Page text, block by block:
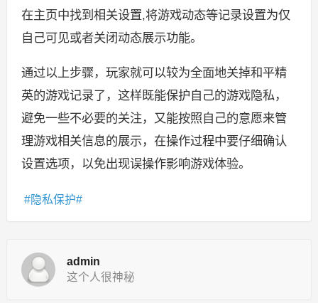
在主页中找到相关设置,将游戏动态等记录设置为仅
自己可见或者关闭动态展示功能。
通过以上步骤，玩家就可以较为全面地关掉和平精
英的游戏记录了，这样既能保护自己的游戏隐私，
避免一些不必要的关注，又能按照自己的意愿来管
理游戏相关信息的展示，在操作过程中要仔细确认
设置选项，以免出现误操作影响游戏体验。
隐私保护
admin
这个人很神秘